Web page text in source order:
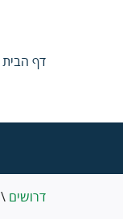
דף הבית
דרושים \